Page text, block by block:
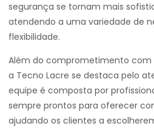
segurança se tornam mais
atendendo a uma variedade de
flexibilidade.
Além do comprometimento com
a Tecno Lacre se destaca pelo
equipe é composta por
sempre prontos para oferecer
ajudando os clientes a